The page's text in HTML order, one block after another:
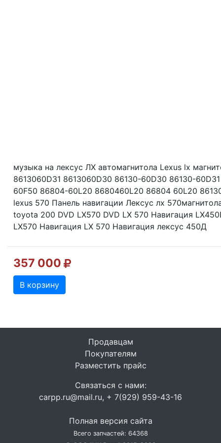
музыка на лексус ЛХ автомагнитола Lexus lx
8613060D31 8613060D30 86130-60D30 86130-
60F50 86804-60L20 8680460L20 86804 60L20
lexus 570 Панель навигации Лексус лх
toyota 200 DVD LX570 DVD LX 570 Навигация
LX570 Навигация LX 570 Навигация лексус 450Д
357 000
В корзину
Продавцам
Покупателям
Разместить прайс
Связаться с нами:
carpp.ru@mail.ru, + 7(929) 959-43-16
Полная версия сайта
Всего запчастей: 64368